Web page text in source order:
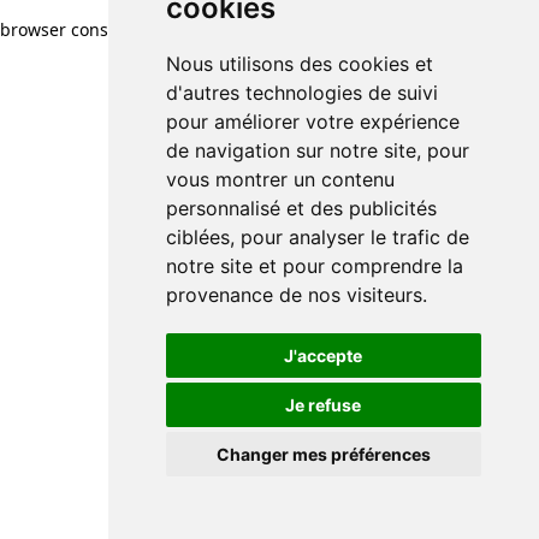
cookies
Nous utilisons des cookies et
d'autres technologies de suivi
pour améliorer votre expérience
de navigation sur notre site, pour
vous montrer un contenu
personnalisé et des publicités
ciblées, pour analyser le trafic de
notre site et pour comprendre la
provenance de nos visiteurs.
J'accepte
Je refuse
Changer mes préférences
browser console for more information)